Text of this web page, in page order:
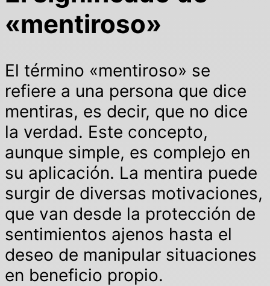
«mentiroso»
El término «mentiroso» se
refiere a una persona que dice
mentiras, es decir, que no dice
la verdad. Este concepto,
aunque simple, es complejo en
su aplicación. La mentira puede
surgir de diversas motivaciones,
que van desde la protección de
sentimientos ajenos hasta el
deseo de manipular situaciones
en beneficio propio.